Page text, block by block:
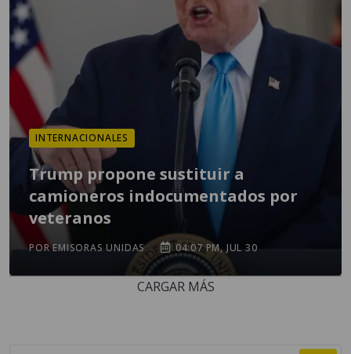
INTERNACIONALES
Trump propone sustituir a
camioneros indocumentados por
veteranos
POR EMISORAS UNIDAS 04:07 PM, JUL 30
CARGAR MÁS